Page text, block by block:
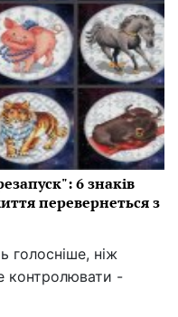
6 знаків
перевернеться з
голосніше, ніж
контролювати -